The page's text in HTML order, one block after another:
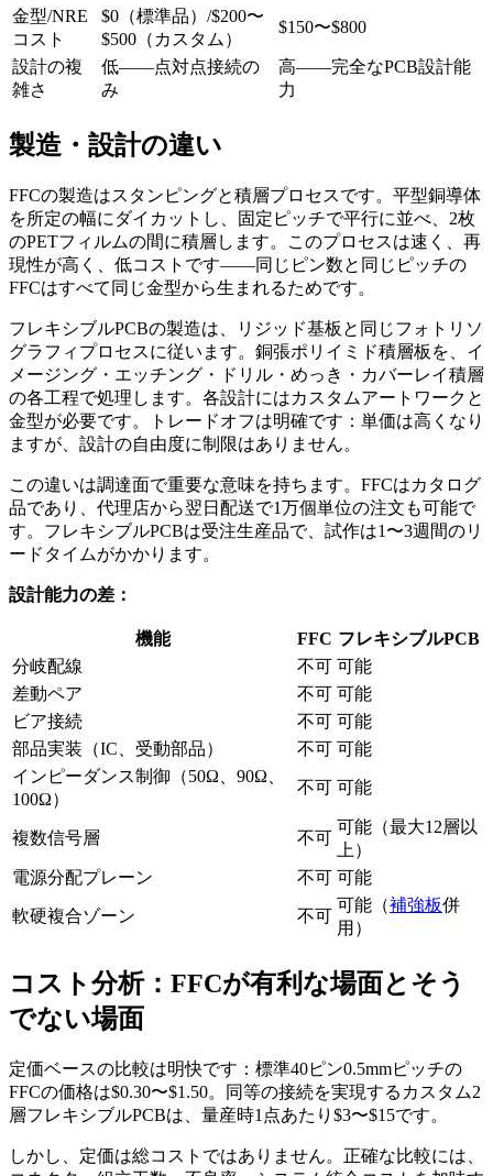
金型/NRE
コスト
$0（標準品）/$200〜
$500（カスタム）
$150〜$800
設計の複
雑さ
低——点対点接続の
み
高——完全なPCB設計能
力
製造・設計の違い
FFCの製造はスタンピングと積層プロセスです。平型銅導体
を所定の幅にダイカットし、固定ピッチで平行に並べ、2枚
のPETフィルムの間に積層します。このプロセスは速く、再
現性が高く、低コストです——同じピン数と同じピッチの
FFCはすべて同じ金型から生まれるためです。
フレキシブルPCBの製造は、リジッド基板と同じフォトリソ
グラフィプロセスに従います。銅張ポリイミド積層板を、イ
メージング・エッチング・ドリル・めっき・カバーレイ積層
の各工程で処理します。各設計にはカスタムアートワークと
金型が必要です。トレードオフは明確です：単価は高くなり
ますが、設計の自由度に制限はありません。
この違いは調達面で重要な意味を持ちます。FFCはカタログ
品であり、代理店から翌日配送で1万個単位の注文も可能で
す。フレキシブルPCBは受注生産品で、試作は1〜3週間のリ
ードタイムがかかります。
設計能力の差：
機能 FFC フレキシブルPCB
分岐配線
不可 可能
差動ペア
不可 可能
ビア接続
不可 可能
部品実装（IC、受動部品）
不可 可能
インピーダンス制御（50Ω、90Ω、
100Ω）
不可 可能
複数信号層 不可
可能（最大12層以
上）
電源分配プレーン
不可 可能
軟硬複合ゾーン 不可
可能（補強板併
用）
コスト分析：FFCが有利な場面とそう
でない場面
定価ベースの比較は明快です：標準40ピン0.5mmピッチの
FFCの価格は$0.30〜$1.50。同等の接続を実現するカスタム2
層フレキシブルPCBは、量産時1点あたり$3〜$15です。
しかし、定価は総コストではありません。正確な比較には、